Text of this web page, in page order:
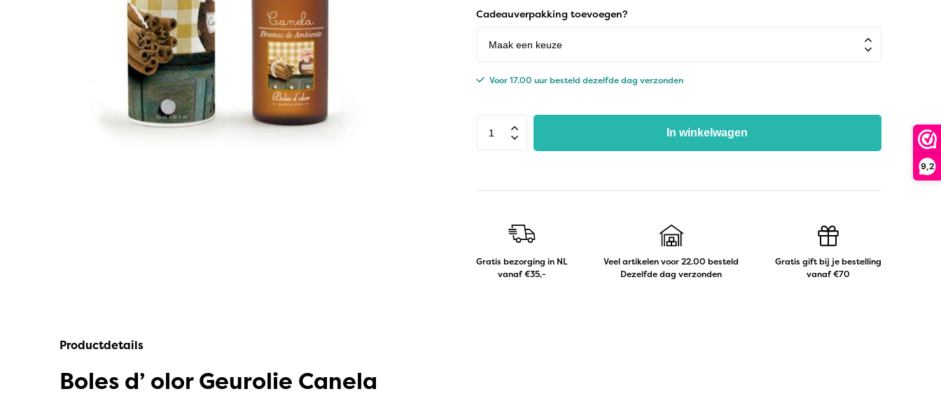
9,2
Village Candle
Millefiori Milano
Scentchips
Horomia Wasparfum
Deluxe HomeArt
Cadeauverpakking toevoegen?
Voor 17.00 uur besteld dezelfde dag verzonden
In winkelwagen
Gratis bezorging in NL
vanaf €35,-
Veel artikelen voor 22.00 besteld
Dezelfde dag verzonden
Gratis gift bij je bestelling
vanaf €70
Productdetails
Boles d’ olor Geurolie Canela